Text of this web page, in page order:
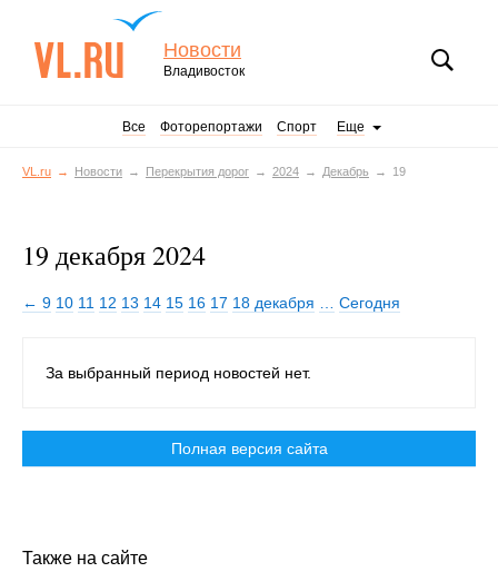
Новости
Владивосток
Все Фоторепортажи Спорт Еще
VL.ru Новости Перекрытия дорог 2024 Декабрь 19
19 декабря 2024
← 9 10 11 12 13 14 15 16 17 18 декабря Сегодня
За выбранный период новостей нет.
Полная версия сайта
Также на сайте